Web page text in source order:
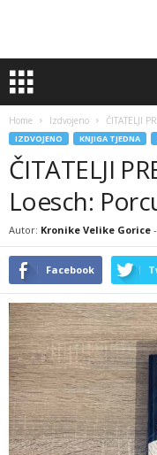
Home Izdvojeno ČITATELJI
IZDVOJENO KNJIGA TJEDNA
ČITATELJI
Loesch:
Autor: Kronike Velike Gorice -
Facebook